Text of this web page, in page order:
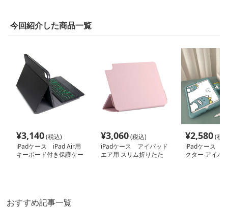
今回紹介した商品一覧
¥3,140(税込)
iPadケース iPad Air用
キーボード付き保護ケー
¥3,060(税込)
iPadケース アイパッド
エア用 スリム折りたた
¥2,580(税
iPadケース
クター アイパ
おすすめ記事一覧